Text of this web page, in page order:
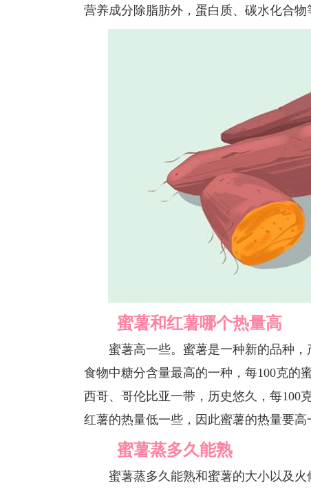
营养成分除脂肪外，蛋白质、碳水化合物
蜜薯和红薯哪个热量高
蜜薯高一些。蜜薯是一种新的品种，
食物中糖分含量最高的一种，每100克的
西哥、哥伦比亚一带，历史悠久，每100
红薯的热量低一些，因此蜜薯的热量要高
蜜薯蒸多久能熟
蜜薯蒸多久能熟和蜜薯的大小以及火